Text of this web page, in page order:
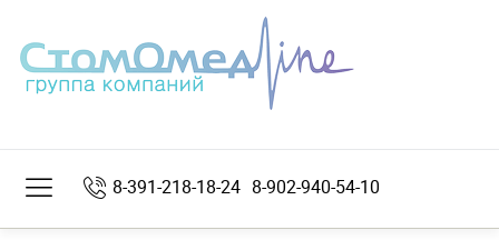
8-391-218-18-24 8-902-940-54-10